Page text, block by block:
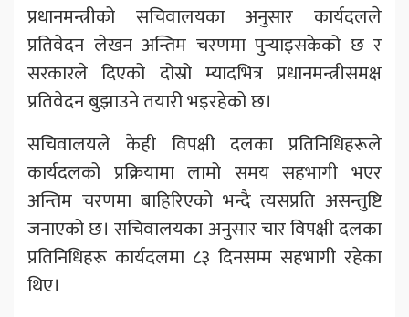
प्रधानमन्त्रीको सचिवालयका अनुसार कार्यदलले
प्रतिवेदन लेखन अन्तिम चरणमा पुर्‍याइसकेको छ र
सरकारले दिएको दोस्रो म्यादभित्र प्रधानमन्त्रीसमक्ष
प्रतिवेदन बुझाउने तयारी भइरहेको छ।
सचिवालयले केही विपक्षी दलका प्रतिनिधिहरूले
कार्यदलको प्रक्रियामा लामो समय सहभागी भएर
अन्तिम चरणमा बाहिरिएको भन्दै त्यसप्रति असन्तुष्टि
जनाएको छ। सचिवालयका अनुसार चार विपक्षी दलका
प्रतिनिधिहरू कार्यदलमा ८३ दिनसम्म सहभागी रहेका
थिए।